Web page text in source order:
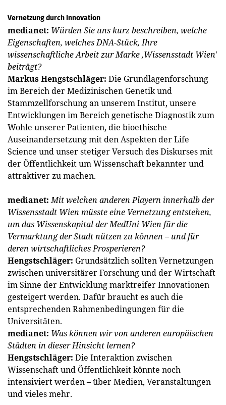
Vernetzung durch Innovation
medianet: Würden Sie uns kurz beschreiben, welche
Eigenschaften, welches DNA-Stück, Ihre
wissenschaftliche Arbeit zur Marke ‚Wissensstadt Wien'
beiträgt?
Markus Hengstschläger: Die Grundlagenforschung
im Bereich der Medizinischen Genetik und
Stammzellforschung an unserem Institut, unsere
Entwicklungen im Bereich genetische Diagnostik zum
Wohle unserer Patienten, die bioethische
Auseinandersetzung mit den Aspekten der Life
Science und unser stetiger Versuch des Diskurses mit
der Öffentlichkeit um Wissenschaft bekannter und
attraktiver zu machen.
medianet:Mit welchen anderen Playern innerhalb der
Wissensstadt Wien müsste eine Vernetzung entstehen,
um das Wissenskapital der MedUni Wien für die
Vermarktung der Stadt nützen zu können – und für
deren wirtschaftliches Prosperieren?
Hengstschläger: Grundsätzlich sollten Vernetzungen
zwischen universitärer Forschung und der Wirtschaft
im Sinne der Entwicklung marktreifer Innovationen
gesteigert werden. Dafür braucht es auch die
entsprechenden Rahmenbedingungen für die
Universitäten.
medianet: Was können wir von anderen europäischen
Städten in dieser Hinsicht lernen?
Hengstschläger: Die Interaktion zwischen
Wissenschaft und Öffentlichkeit könnte noch
intensiviert werden – über Medien, Veranstaltungen
und vieles mehr.